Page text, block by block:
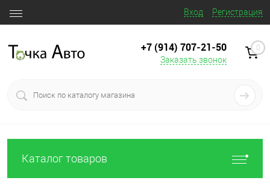
Вход Регистрация
+7 (914) 707‒21‒50
Заказать звонок
0
Каталог товаров